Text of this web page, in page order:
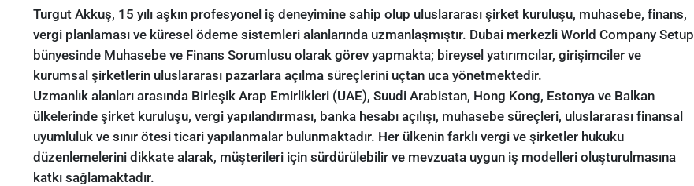
Turgut Akkuş, 15 yılı aşkın profesyonel iş deneyimine sahip olup uluslararası şirket kuruluşu, muhasebe, finans,
vergi planlaması ve küresel ödeme sistemleri alanlarında uzmanlaşmıştır. Dubai merkezli World Company Setup
bünyesinde Muhasebe ve Finans Sorumlusu olarak görev yapmakta; bireysel yatırımcılar, girişimciler ve
kurumsal şirketlerin uluslararası pazarlara açılma süreçlerini uçtan uca yönetmektedir.
Uzmanlık alanları arasında Birleşik Arap Emirlikleri (UAE), Suudi Arabistan, Hong Kong, Estonya ve Balkan
ülkelerinde şirket kuruluşu, vergi yapılandırması, banka hesabı açılışı, muhasebe süreçleri, uluslararası finansal
uyumluluk ve sınır ötesi ticari yapılanmalar bulunmaktadır. Her ülkenin farklı vergi ve şirketler hukuku
düzenlemelerini dikkate alarak, müşterileri için sürdürülebilir ve mevzuata uygun iş modelleri oluşturulmasına
katkı sağlamaktadır.